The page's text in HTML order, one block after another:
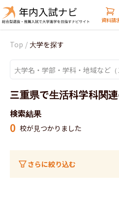
資料請
Top / 大学を探す
三重県で生活科学科関
検索結果
0 校が見つかりました
さらに絞り込む